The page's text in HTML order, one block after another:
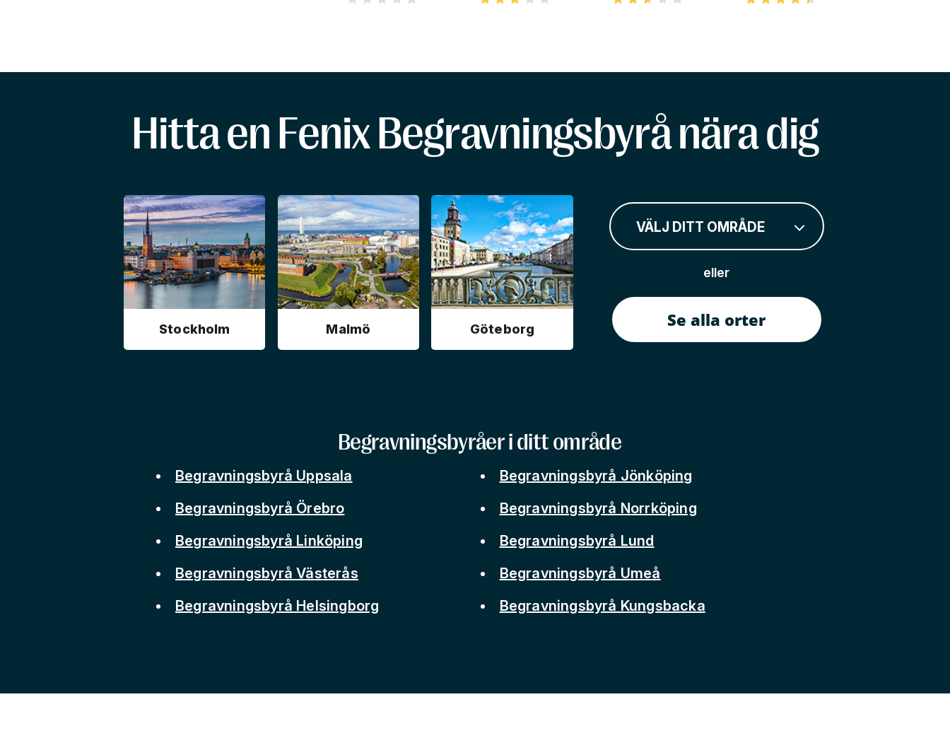
Hitta en Fenix Begravningsbyrå nära dig
Stockholm Malmö Göteborg
VÄLJ DITT OMRÅDE
eller
Se alla orter
Begravningsbyråer i ditt område
Begravningsbyrå Uppsala
Begravningsbyrå Örebro
Begravningsbyrå Linköping
Begravningsbyrå Västerås
Begravningsbyrå Helsingborg
Begravningsbyrå Jönköping
Begravningsbyrå Norrköping
Begravningsbyrå Lund
Begravningsbyrå Umeå
Begravningsbyrå Kungsbacka